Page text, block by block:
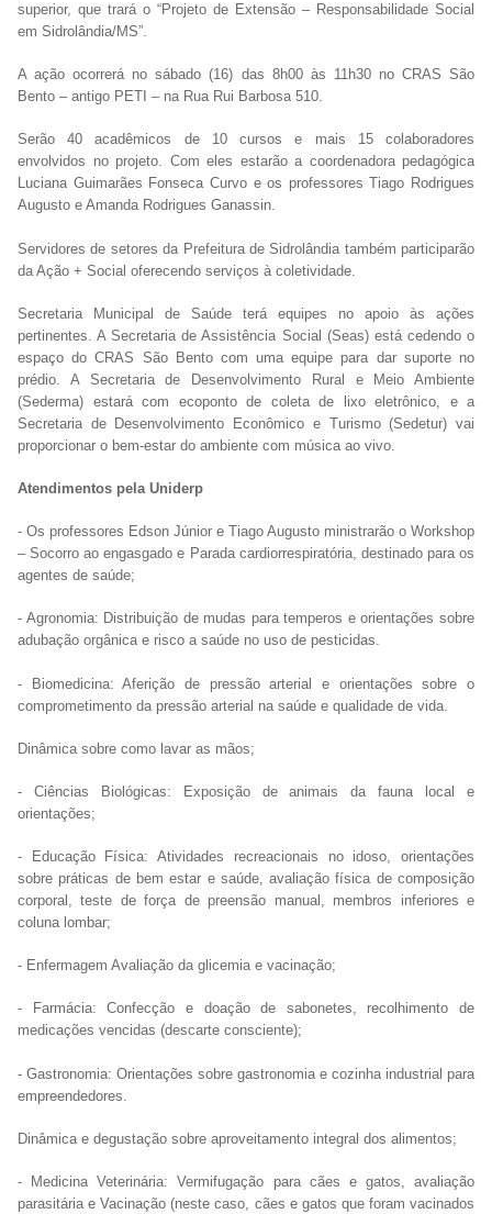
superior, que trará o “Projeto de Extensão – Responsabilidade Social
em Sidrolândia/MS”.
A ação ocorrerá no sábado (16) das 8h00 às 11h30 no CRAS São
Bento – antigo PETI – na Rua Rui Barbosa 510.
Serão 40 acadêmicos de 10 cursos e mais 15 colaboradores
envolvidos no projeto. Com eles estarão a coordenadora pedagógica
Luciana Guimarães Fonseca Curvo e os professores Tiago Rodrigues
Augusto e Amanda Rodrigues Ganassin.
Servidores de setores da Prefeitura de Sidrolândia também participarão
da Ação + Social oferecendo serviços à coletividade.
Secretaria Municipal de Saúde terá equipes no apoio às ações
pertinentes. A Secretaria de Assistência Social (Seas) está cedendo o
espaço do CRAS São Bento com uma equipe para dar suporte no
prédio. A Secretaria de Desenvolvimento Rural e Meio Ambiente
(Sederma) estará com ecoponto de coleta de lixo eletrônico, e a
Secretaria de Desenvolvimento Econômico e Turismo (Sedetur) vai
proporcionar o bem-estar do ambiente com música ao vivo.
Atendimentos pela Uniderp
- Os professores Edson Júnior e Tiago Augusto ministrarão o Workshop
– Socorro ao engasgado e Parada cardiorrespiratória, destinado para os
agentes de saúde;
- Agronomia: Distribuição de mudas para temperos e orientações sobre
adubação orgânica e risco a saúde no uso de pesticidas.
- Biomedicina: Aferição de pressão arterial e orientações sobre o
comprometimento da pressão arterial na saúde e qualidade de vida.
Dinâmica sobre como lavar as mãos;
- Ciências Biológicas: Exposição de animais da fauna local e
orientações;
- Educação Física: Atividades recreacionais no idoso, orientações
sobre práticas de bem estar e saúde, avaliação física de composição
corporal, teste de força de preensão manual, membros inferiores e
coluna lombar;
- Enfermagem Avaliação da glicemia e vacinação;
- Farmácia: Confecção e doação de sabonetes, recolhimento de
medicações vencidas (descarte consciente);
- Gastronomia: Orientações sobre gastronomia e cozinha industrial para
empreendedores.
Dinâmica e degustação sobre aproveitamento integral dos alimentos;
- Medicina Veterinária: Vermifugação para cães e gatos, avaliação
parasitária e Vacinação (neste caso, cães e gatos que foram vacinados